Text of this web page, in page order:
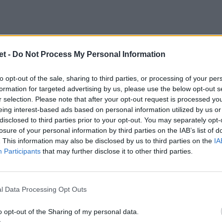
- Do Not Process My Personal Information
opt-out of the sale, sharing to third parties, or processing of your
for targeted advertising by us, please use the below opt-out
selection. Please note that after your opt-out request is processed
interest-based ads based on personal information utilized by us
to third parties prior to your opt-out. You may separately
of your personal information by third parties on the IAB’s list of
This information may also be disclosed by us to third parties on the
Participants that may further disclose it to other third parties.
Data Processing Opt Outs
opt-out of the Sharing of my personal data.
strategia?
anche un'insolita panchina con sette
che la Francia cercherà di stroncare
gli impatti fisici. Una strategia che nel
13e il palo di Garbisi che poteva dare
che a Roma la storia si ripeta,
francesi.